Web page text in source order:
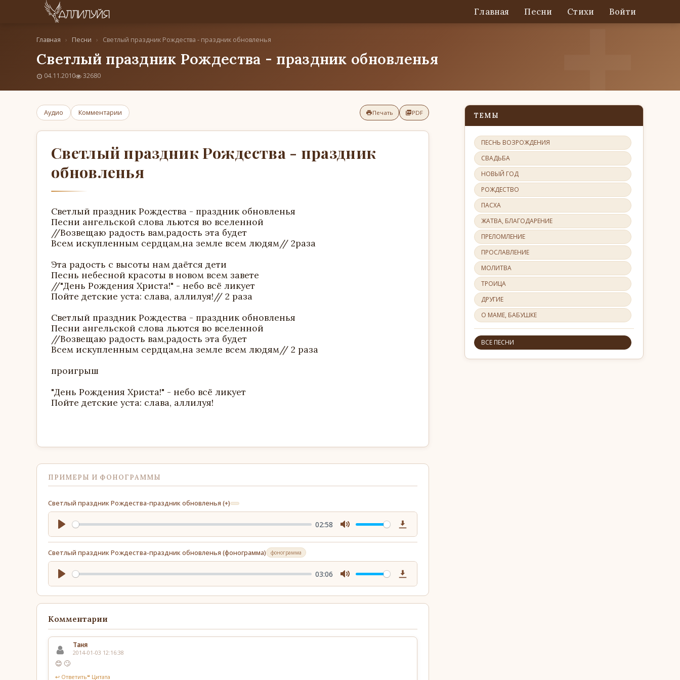
Главная Песни Стихи Войти
Главная › Песни › Светлый праздник Рождества - праздник обновленья
Светлый праздник Рождества - праздник обновленья
04.11.2010 32680
Аудио Комментарии Печать PDF
Светлый праздник Рождества - праздник
обновленья
Светлый праздник Рождества - праздник обновленья
Песни ангельской слова льются во вселенной
//Возвещаю радость вам,радость эта будет
Всем искупленным сердцам,на земле всем людям// 2раза
Эта радость с высоты нам даётся дети
Песнь небесной красоты в новом всем завете
//"День Рождения Христа!" - небо всё ликует
Пойте детские уста: слава, аллилуя!// 2 раза
Светлый праздник Рождества - праздник обновленья
Песни ангельской слова льются во вселенной
//Возвещаю радость вам,радость эта будет
Всем искупленным сердцам,на земле всем людям// 2 раза
проигрыш
"День Рождения Христа!" - небо всё ликует
Пойте детские уста: слава, аллилуя!
ПРИМЕРЫ И ФОНОГРАММЫ
Светлый праздник Рождества-праздник обновленья (+)
02:58
Download
Светлый праздник Рождества-праздник обновленья (фонограмма)
фонограмма
03:06
Download
Комментарии
Таня
2014-01-03 12:16:38
😊 🙄
↩ Ответить❝ Цитата
ТЕМЫ
ПЕСНЬ ВОЗРОЖДЕНИЯ
СВАДЬБА
НОВЫЙ ГОД
РОЖДЕСТВО
ПАСХА
ЖАТВА, БЛАГОДАРЕНИЕ
ПРЕЛОМЛЕНИЕ
ПРОСЛАВЛЕНИЕ
МОЛИТВА
ТРОИЦА
ДРУГИЕ
О МАМЕ, БАБУШКЕ
ВСЕ ПЕСНИ